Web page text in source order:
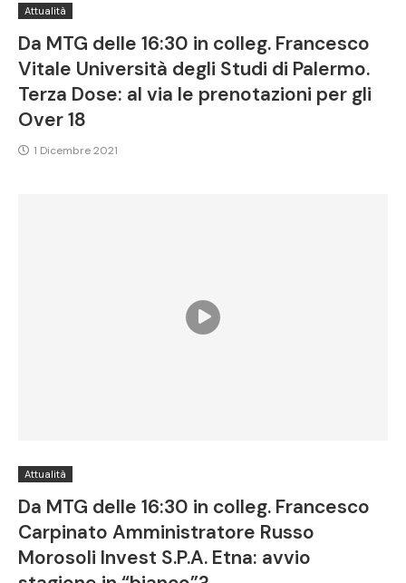
Attualità
Da MTG delle 16:30 in colleg. Francesco
Vitale Università degli Studi di Palermo.
Terza Dose: al via le prenotazioni per gli
Over 18
1 Dicembre 2021
Attualità
Da MTG delle 16:30 in colleg. Francesco
Carpinato Amministratore Russo
Morosoli Invest S.P.A. Etna: avvio